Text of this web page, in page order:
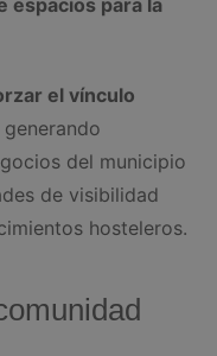
espacios para la
el vínculo
generando
del municipio
de visibilidad
hosteleros.